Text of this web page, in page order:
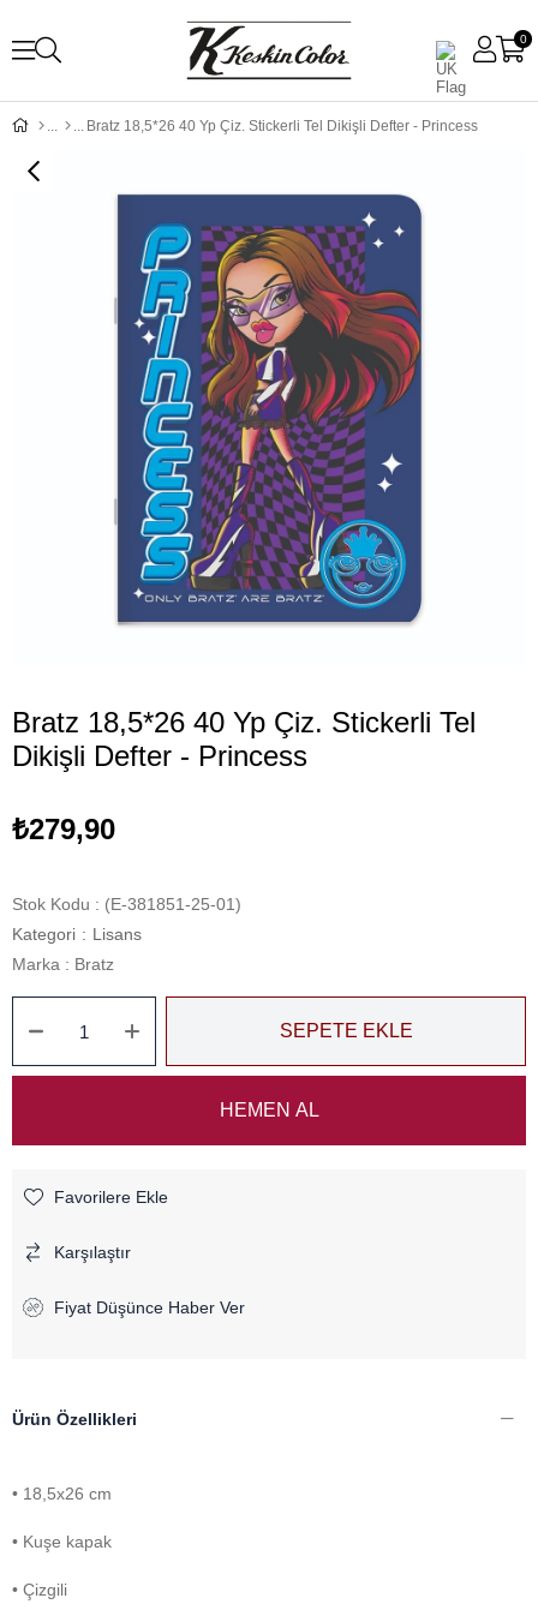
0
Bratz 18,5*26 40 Yp Çiz. Stickerli Tel Dikişli Defter - Princess
Bratz 18,5*26 40 Yp Çiz. Stickerli Tel
Dikişli Defter - Princess
₺279,90
Stok Kodu
(E-381851-25-01)
Kategori : Lisans
Marka : Bratz
Favorilere Ekle
Karşılaştır
Fiyat Düşünce Haber Ver
Ürün Özellikleri
• 18,5x26 cm
• Kuşe kapak
• Çizgili